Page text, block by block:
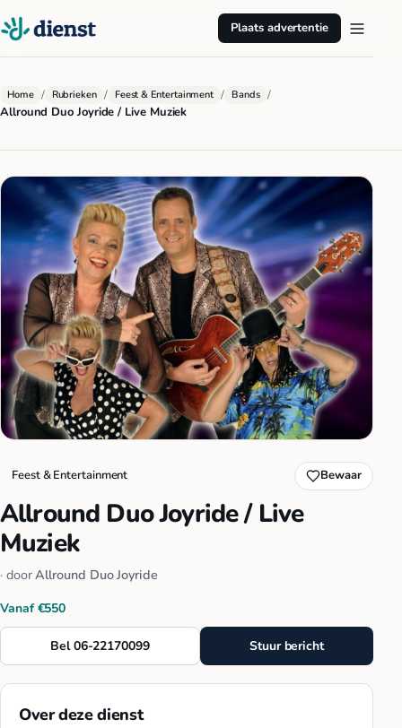
Plaats advertentie
Home / Rubrieken / Feest & Entertainment / Bands /
Allround Duo Joyride / Live Muziek
Feest & Entertainment Bewaar
Allround Duo Joyride / Live
Muziek
· doorAllround Duo Joyride
Vanaf €550
Bel 06-22170099 Stuur bericht
Over deze dienst